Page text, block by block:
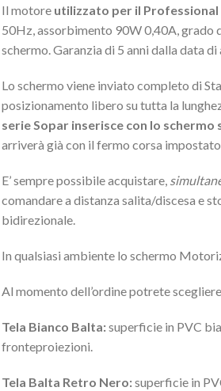
Il motore utilizzato per il Professional
50Hz, assorbimento 90W 0,40A, grado
schermo. Garanzia di 5 anni dalla data di
Lo schermo viene inviato completo di
posizionamento libero su tutta la
serie Sopar inserisce con lo
arriverà già con il fermo corsa
E’ sempre possibile acquistare,
comandare a distanza salita/discesa e
bidirezionale.
In qualsiasi ambiente lo schermo
Al momento dell’ordine potrete
Tela Bianco Balta:superficie in PVC
fronteproiezioni.
Tela Balta Retro Nero:superficie in